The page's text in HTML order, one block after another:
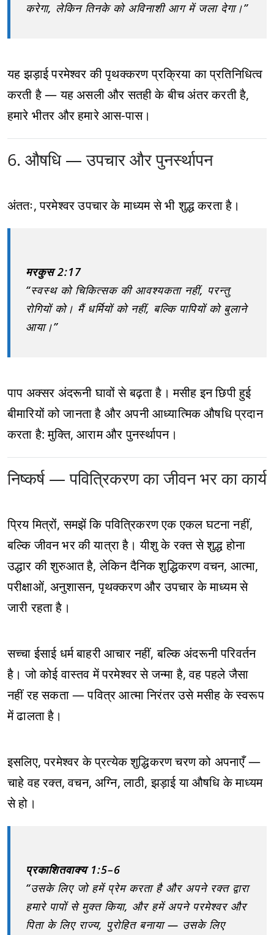
करेगा, लेकिन तिनके को अविनाशी आग में जला देगा।”
यह झड़ाई परमेश्वर की पृथक्करण प्रक्रिया का प्रतिनिधित्व
करती है — यह असली और सतही के बीच अंतर करती है,
हमारे भीतर और हमारे आस-पास।
6. औषधि — उपचार और पुनर्स्थापन
अंततः, परमेश्वर उपचार के माध्यम से भी शुद्ध करता है।
मरकुस 2:17
“स्वस्थ को चिकित्सक की आवश्यकता नहीं, परन्तु
रोगियों को। मैं धर्मियों को नहीं, बल्कि पापियों को बुलाने
आया।”
पाप अक्सर अंदरूनी घावों से बढ़ता है। मसीह इन छिपी हुई
बीमारियों को जानता है और अपनी आध्यात्मिक औषधि प्रदान
करता है: मुक्ति, आराम और पुनर्स्थापन।
निष्कर्ष — पवित्रिकरण का जीवन भर का कार्य
प्रिय मित्रों, समझें कि पवित्रिकरण एक एकल घटना नहीं,
बल्कि जीवन भर की यात्रा है। यीशु के रक्त से शुद्ध होना
उद्धार की शुरुआत है, लेकिन दैनिक शुद्धिकरण वचन, आत्मा,
परीक्षाओं, अनुशासन, पृथक्करण और उपचार के माध्यम से
जारी रहता है।
सच्चा ईसाई धर्म बाहरी आचार नहीं, बल्कि अंदरूनी परिवर्तन
है। जो कोई वास्तव में परमेश्वर से जन्मा है, वह पहले जैसा
नहीं रह सकता — पवित्र आत्मा निरंतर उसे मसीह के स्वरूप
में ढालता है।
इसलिए, परमेश्वर के प्रत्येक शुद्धिकरण चरण को अपनाएँ —
चाहे वह रक्त, वचन, अग्नि, लाठी, झड़ाई या औषधि के माध्यम
से हो।
प्रकाशितवाक्य 1:5–6
“उसके लिए जो हमें प्रेम करता है और अपने रक्त द्वारा
हमारे पापों से मुक्त किया, और हमें अपने परमेश्वर और
पिता के लिए राज्य, पुरोहित बनाया — उसके लिए